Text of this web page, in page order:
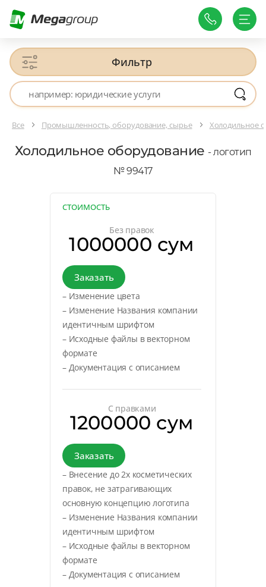
Фильтр
Все Промышленность, оборудование, сырье Холодильное
Холодильное оборудование - логотип
№ 99417
СТОИМОСТЬ
Без правок
1000000 сум
Заказать
– Изменение цвета
– Изменение Названия компании
идентичным шрифтом
– Исходные файлы в векторном
формате
– Документация с описанием
С правками
1200000 сум
Заказать
– Внесение до 2х косметических
правок, не затрагивающих
основную концепцию логотипа
– Изменение Названия компании
идентичным шрифтом
– Исходные файлы в векторном
формате
– Документация с описанием